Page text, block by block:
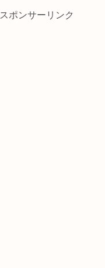
スポンサーリンク